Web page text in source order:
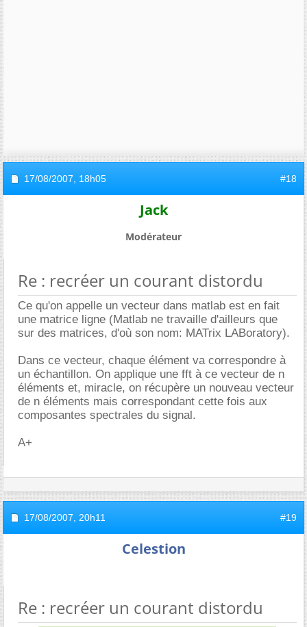
17/08/2007, 18h05 #18
Jack
Modérateur
Re : recréer un courant distordu
Ce qu'on appelle un vecteur dans matlab est en fait
une matrice ligne (Matlab ne travaille d'ailleurs que
sur des matrices, d'où son nom: MATrix LABoratory).
Dans ce vecteur, chaque élément va correspondre à
un échantillon. On applique une fft à ce vecteur de n
éléments et, miracle, on récupère un nouveau vecteur
de n éléments mais correspondant cette fois aux
composantes spectrales du signal.
A+
17/08/2007, 20h11 #19
Celestion
Re : recréer un courant distordu